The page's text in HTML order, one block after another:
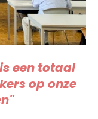
een totaal
op onze